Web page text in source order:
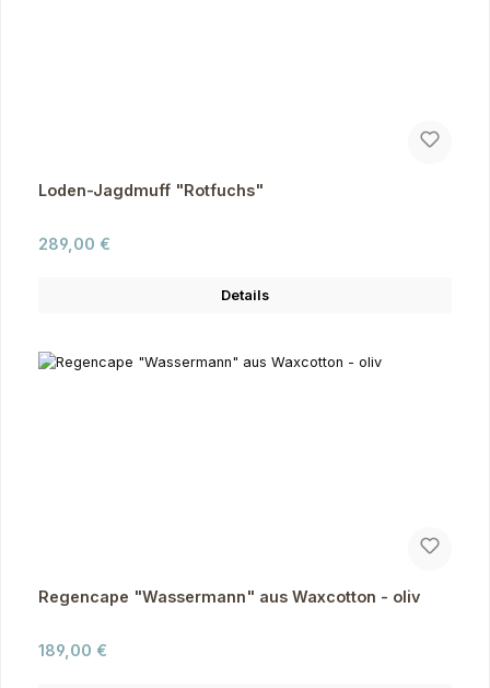
Loden-Jagdmuff "Rotfuchs"
Regulärer Preis:
289,00 €
Details
Regencape "Wassermann" aus Waxcotton - oliv
Regulärer Preis:
189,00 €